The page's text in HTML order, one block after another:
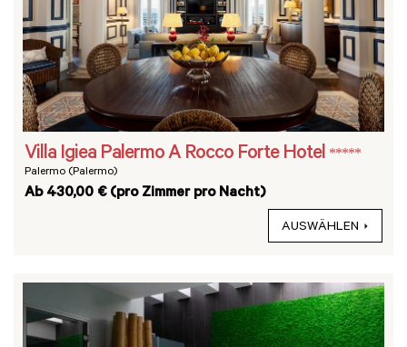
Villa Igiea Palermo A Rocco Forte Hotel *****
Palermo (Palermo)
Ab 430,00 € (pro Zimmer pro Nacht)
AUSWÄHLEN